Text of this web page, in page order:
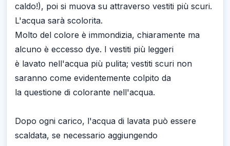
caldo!), poi si muova su attraverso vestiti più scuri.
L'acqua sarà scolorita.
Molto del colore è immondizia, chiaramente ma
alcuno è eccesso dye. I vestiti più leggeri
è lavato nell'acqua più pulita; vestiti scuri non
saranno come evidentemente colpito da
la questione di colorante nell'acqua.
Dopo ogni carico, l'acqua di lavata può essere
scaldata, se necessario aggiungendo